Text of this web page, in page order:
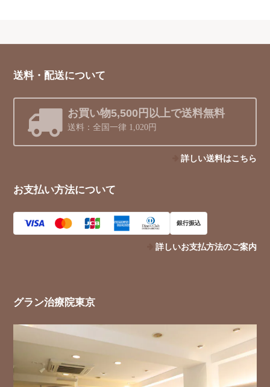
送料・配送について
お買い物5,500円以上で送料無料
送料：全国一律 1,020円
詳しい送料はこちら
お支払い方法について
銀行振込
詳しいお支払方法のご案内
グラン治療院東京